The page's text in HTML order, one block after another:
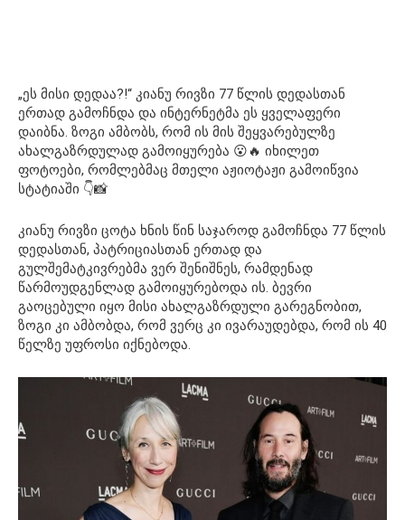
„ეს მისი დედაა?!“ კიანუ რივზი 77 წლის დედასთან
ერთად გამოჩნდა და ინტერნეტმა ეს ყველაფერი
დაიბნა. ზოგი ამბობს, რომ ის მის შეყვარებულზე
ახალგაზრდულად გამოიყურება 😮🔥 იხილეთ
ფოტოები, რომლებმაც მთელი აჟიოტაჟი გამოიწვია
სტატიაში 👇📸
კიანუ რივზი ცოტა ხნის წინ საჯაროდ გამოჩნდა 77 წლის
დედასთან, პატრიციასთან ერთად და
გულშემატკივრებმა ვერ შენიშნეს, რამდენად
წარმოუდგენლად გამოიყურებოდა ის. ბევრი
გაოცებული იყო მისი ახალგაზრდული გარეგნობით,
ზოგი კი ამბობდა, რომ ვერც კი ივარაუდებდა, რომ ის 40
წელზე უფროსი იქნებოდა.